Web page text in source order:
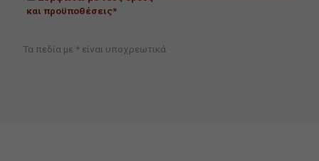
και προϋποθέσεις*
Τα πεδία με * είναι υποχρεωτικά